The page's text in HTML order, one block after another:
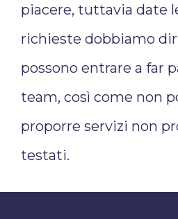
piacere, tuttavia date
richieste dobbiamo
possono entrare a far
team, così come non
proporre servizi non
testati.